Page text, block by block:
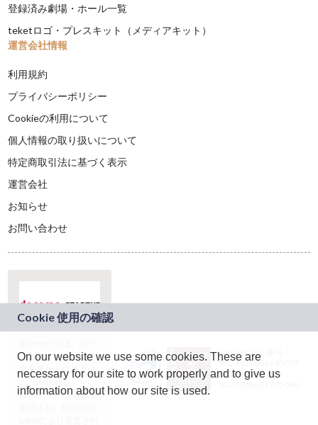
登録済み劇場・ホール一覧
teketロゴ・プレスキット（メディアキット）
運営会社情報
利用規約
プライバシーポリシー
Cookieの利用について
個人情報の取り扱いについて
特定商取引法に基づく表示
運営会社
お知らせ
お問い合わせ
ドコモグループの新
規事業創出プログラ
ム「docomo
STARTUP」を通じて
JASRAC許諾番号：
9024936001Y45037
JASRAC許諾番号：
On our website we use some cookies. These are
necessary for our site to work properly and to give us
information about how our site is used.